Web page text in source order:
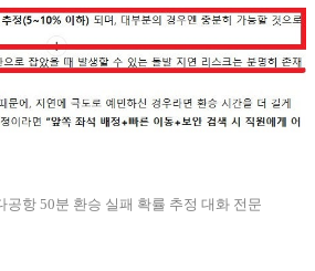
공항 50분 환승 실패 확률 추정 대화 전문